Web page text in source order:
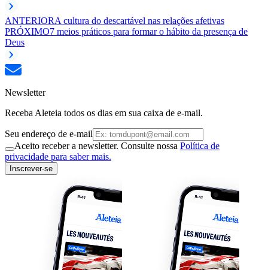
ANTERIORA cultura do descartável nas relações afetivas
PRÓXIMO7 meios práticos para formar o hábito da presença de
Deus
Newsletter
Receba Aleteia todos os dias em sua caixa de e-mail.
Seu endereço de e-mail
Aceito receber a newsletter. Consulte nossa Política de
privacidade para saber mais.
Inscrever-se